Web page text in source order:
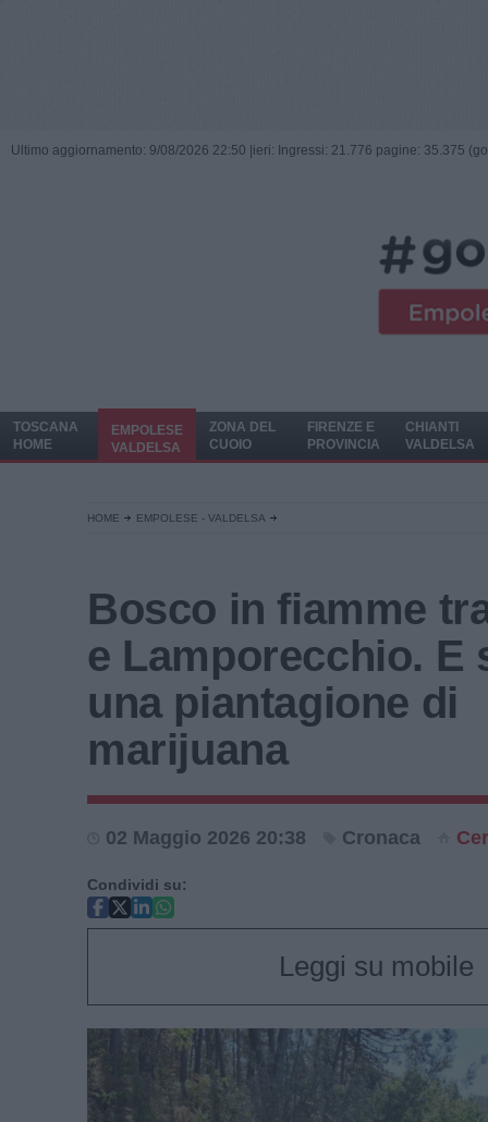
Ultimo aggiornamento: 9/08/2026 22:50 | ieri: Ingressi: 21.776 pagine: 35.375
TOSCANA
HOME
EMPOLESE
VALDELSA
ZONA DEL
CUOIO
FIRENZE E
PROVINCIA
CHIANTI
VALDELSA
HOME EMPOLESE - VALDELSA
Bosco in fiamme
e Lamporecchio. E
una piantagione di
marijuana
02 Maggio 2026 20:38 Cronaca
Condividi su:
Leggi su mobile